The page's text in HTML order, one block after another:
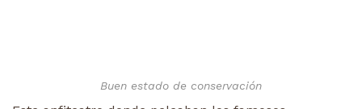
Buen estado de conservación